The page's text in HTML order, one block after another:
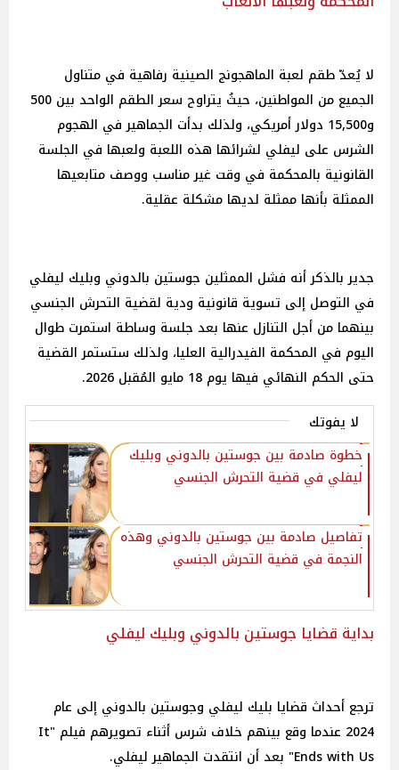
لا يُعدّ طقم لعبة الماهجونج الصينية رفاهية في متناول
الجميع من المواطنين، حيثُ يتراوح سعر الطقم الواحد بين 500
و15,500 دولار أمريكي، ولذلك بدأت الجماهير في الهجوم
الشرس على ليفلي لشرائها هذه اللعبة ولعبها في الجلسة
القانونية بالمحكمة في وقت غير مناسب ووصف متابعيها
الممثلة بأنها ممثلة لديها مشكلة عقلية.
جدير بالذكر أنه فشل الممثلين جوستين بالدوني وبليك ليفلي
في التوصل إلى تسوية قانونية ودية لقضية التحرش الجنسي
بينهما من أجل التنازل عنها بعد جلسة وساطة استمرت طوال
اليوم في المحكمة الفيدرالية العليا، ولذلك ستستمر القضية
حتى الحكم النهائي فيها يوم 18 مايو المُقبل 2026.
لا يفوتك
خطوة صادمة بين جوستين بالدوني وبليك
ليفلي في قضية التحرش الجنسي
تفاصيل صادمة بين جوستين بالدوني وهذه
النجمة في قضية التحرش الجنسي
بداية قضايا جوستين بالدوني وبليك ليفلي
ترجع أحداث قضايا بليك ليفلي وجوستين بالدوني إلى عام
2024 عندما وقع بينهم خلاف شرس أثناء تصويرهم فيلم "It
Ends with Us" بعد أن انتقدت الجماهير ليفلي.